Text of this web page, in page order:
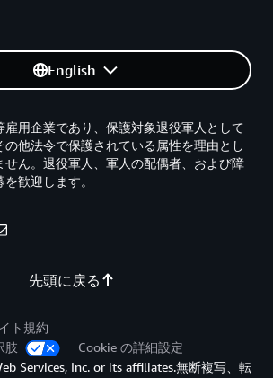
English
先頭に戻る
用企業であり、保護対象退役軍人として
他法令で保護されている属性を理由とし
せん。退役軍人、軍人の配偶者、および障
歓迎します。
ト規約
肢
Cookie の詳細設定
Services, Inc. or its affiliates.無断複写、転